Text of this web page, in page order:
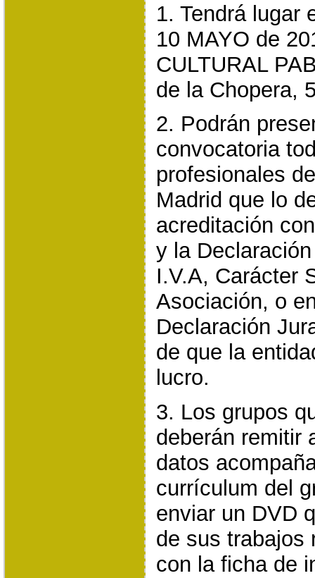
1. Tendrá lugar
10 MAYO de
CULTURAL
de la Chopera,
2. Podrán
convocatoria
profesionales
Madrid que lo
acreditación
y la
I.V.A, Carácter
Asociación, o
Declaración
de que la
lucro.
3. Los grupos
deberán remitir
datos
currículum del
enviar un DVD
de sus trabajos
con la ficha de